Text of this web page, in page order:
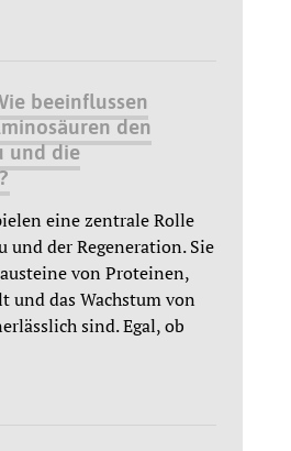
beeinflussen
den
und die
eine zentrale Rolle
und der Regeneration. Sie
von Proteinen,
und das Wachstum von
sind. Egal, ob